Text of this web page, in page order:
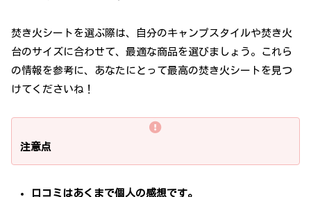
焚き火シートを選ぶ際は、自分のキャンプスタイルや焚き火
台のサイズに合わせて、最適な商品を選びましょう。これら
の情報を参考に、あなたにとって最高の焚き火シートを見つ
けてくださいね！
注意点
口コミはあくまで個人の感想です。